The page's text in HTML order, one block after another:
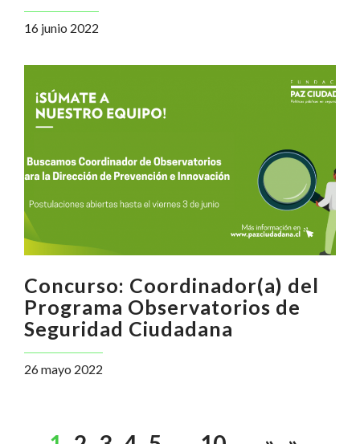
16 junio 2022
Concurso: Coordinador(a) del
Programa Observatorios de
Seguridad Ciudadana
26 mayo 2022